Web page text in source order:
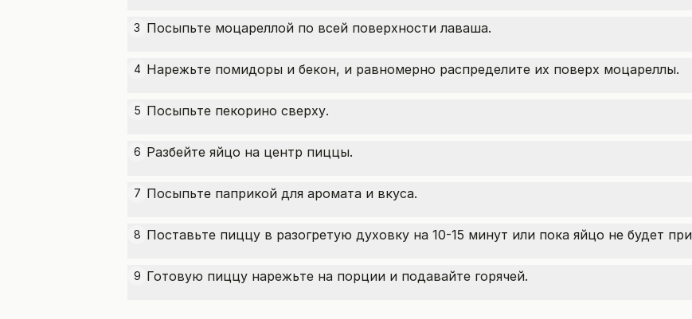
3 Посыпьте моцареллой по всей поверхности лаваша.
4 Нарежьте помидоры и бекон, и равномерно распределите их поверх моцареллы.
5 Посыпьте пекорино сверху.
6 Разбейте яйцо на центр пиццы.
7 Посыпьте паприкой для аромата и вкуса.
8 Поставьте пиццу в разогретую духовку на 10-15 минут или пока яйцо не будет
9 Готовую пиццу нарежьте на порции и подавайте горячей.